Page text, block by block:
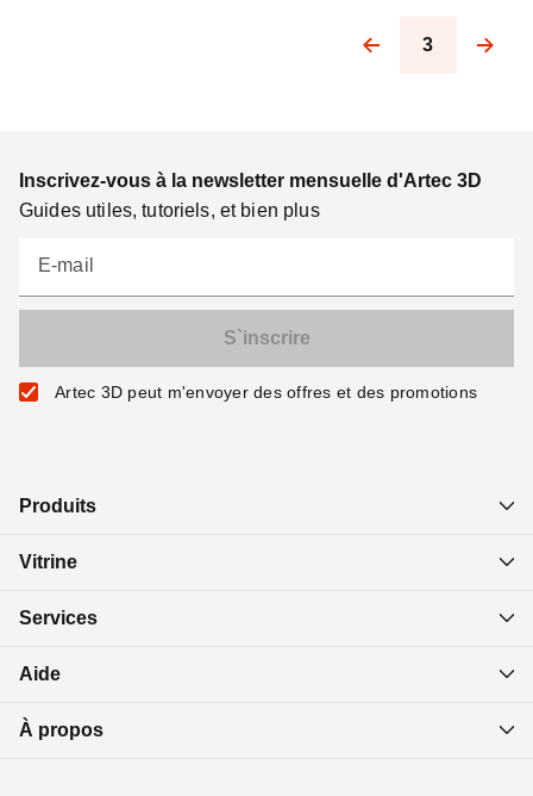
Pagination
3
Inscrivez-vous à la newsletter mensuelle d'Artec 3D
Guides utiles, tutoriels, et bien plus
E-mail
Artec 3D peut m'envoyer des offres et des promotions
Produits
Vitrine
Services
Aide
À propos